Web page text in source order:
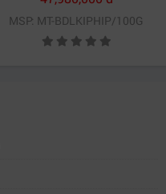
MSP: MT-BDLKIPHIP/100G